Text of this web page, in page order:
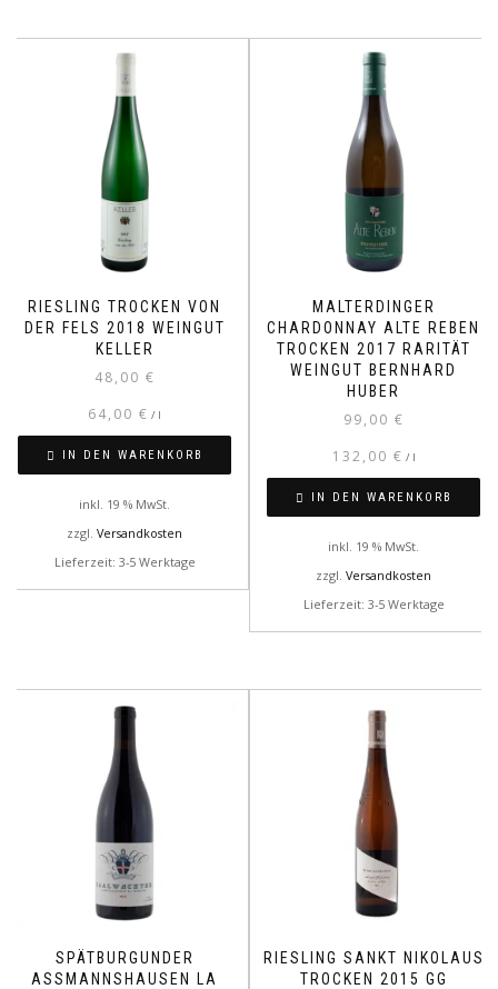
RIESLING TROCKEN VON
DER FELS 2018 WEINGUT
KELLER
48,00 €
64,00 € / l
IN DEN WARENKORB
inkl. 19 % MwSt.
zzgl. Versandkosten
Lieferzeit: 3-5 Werktage
MALTERDINGER
CHARDONNAY ALTE REBEN
TROCKEN 2017 RARITÄT
WEINGUT BERNHARD
HUBER
99,00 €
132,00 € / l
IN DEN WARENKORB
inkl. 19 % MwSt.
zzgl. Versandkosten
Lieferzeit: 3-5 Werktage
SPÄTBURGUNDER
ASSMANNSHAUSEN LA
RIESLING SANKT NIKOLAUS
TROCKEN 2015 GG